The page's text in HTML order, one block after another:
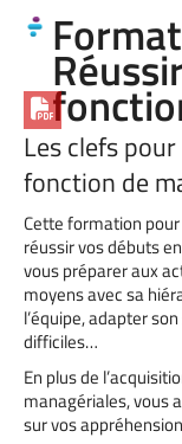
Les clefs
fonction de
Cette formation
réussir vos débuts
vous préparer aux
moyens avec sa
l’équipe, adapter
difficiles…
En plus de
managériales, vous
sur vos